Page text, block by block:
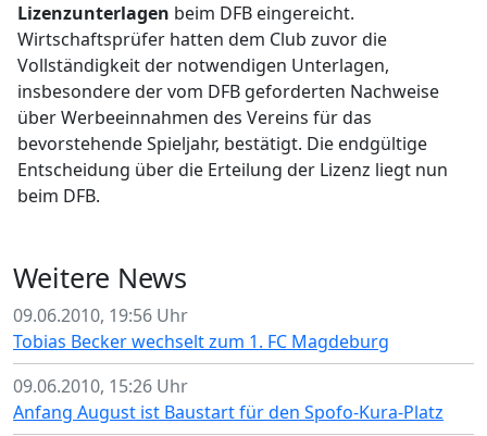
Lizenzunterlagen beim DFB eingereicht.
Wirtschaftsprüfer hatten dem Club zuvor die
Vollständigkeit der notwendigen Unterlagen,
insbesondere der vom DFB geforderten Nachweise
über Werbeeinnahmen des Vereins für das
bevorstehende Spieljahr, bestätigt. Die endgültige
Entscheidung über die Erteilung der Lizenz liegt nun
beim DFB.
Weitere News
09.06.2010, 19:56 Uhr
Tobias Becker wechselt zum 1. FC Magdeburg
09.06.2010, 15:26 Uhr
Anfang August ist Baustart für den Spofo-Kura-Platz